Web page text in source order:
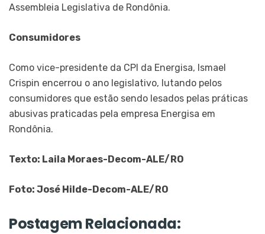
Assembleia Legislativa de Rondônia.
Consumidores
Como vice-presidente da CPI da Energisa, Ismael
Crispin encerrou o ano legislativo, lutando pelos
consumidores que estão sendo lesados pelas práticas
abusivas praticadas pela empresa Energisa em
Rondônia.
Texto: Laila Moraes-Decom-ALE/RO
Foto: José Hilde-Decom-ALE/RO
Postagem Relacionada: